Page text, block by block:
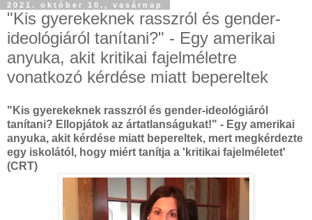
2021. október 10., vasárnap
"Kis gyerekeknek rasszról és gender-
ideológiáról tanítani?" - Egy amerikai
anyuka, akit kritikai fajelméletre
vonatkozó kérdése miatt bepereltek
"Kis gyerekeknek rasszról és gender-ideológiáról
tanítani? Ellopjátok az ártatlanságukat!" - Egy amerikai
anyuka, akit kérdése miatt bepereltek, mert megkérdezte
egy iskolától, hogy miért tanítja a 'kritikai fajelméletet'
(CRT)